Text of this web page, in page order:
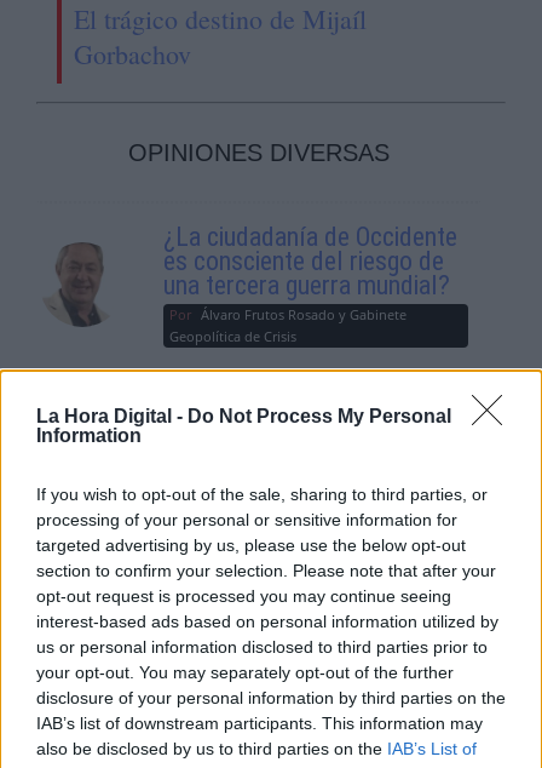
La Hora Digital - Do Not Process My Personal
Information
If you wish to opt-out of the sale, sharing to third parties, or
processing of your personal or sensitive information for
targeted advertising by us, please use the below opt-out
section to confirm your selection. Please note that after your
opt-out request is processed you may continue seeing
interest-based ads based on personal information utilized by
us or personal information disclosed to third parties prior to
your opt-out. You may separately opt-out of the further
disclosure of your personal information by third parties on the
IAB’s list of downstream participants. This information may
also be disclosed by us to third parties on the IAB’s List of
El trágico destino de Mijaíl
Gorbachov
OPINIONES DIVERSAS
¿La ciudadanía de Occidente
es consciente del riesgo de
una tercera guerra mundial?
Por Álvaro Frutos Rosado y Gabinete
Geopolítica de Crisis
Suelta y confía
Por María Comesaña
Votantes y votados
Por Juan Manuel Beltrán
El Conflicto de Oriente Medio:
Un Nuevo Orden Autoritario
en Construcción
Por Álvaro Frutos Rosado y Gabinete
Geopolítica de Crisis